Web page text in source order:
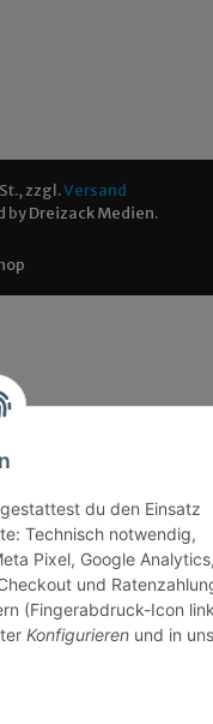
du den Einsatz
Technisch notwendig,
Pixel, Google
und
(Fingerabdruck-Icon
Konfigurieren und in
zzgl.Versand
byDreizack Medien.